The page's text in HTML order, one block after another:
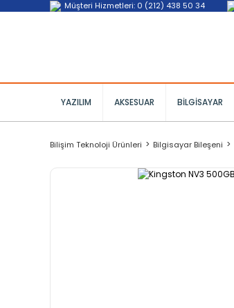
Müşteri Hizmetleri: 0 (212) 438 50 34
YAZILIM AKSESUAR BILGISAYAR
Bilişim Teknoloji Ürünleri Bilgisayar Bileşeni